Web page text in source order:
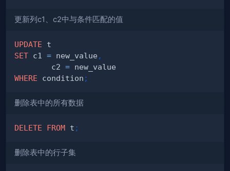
更新列c1、c2中与条件匹配的值
UPDATE
SET c1 = new_value ,
        c2
=
WHERE condition ;
删除表中的所有数据
DELETE FROM t ;
删除表中的行子集